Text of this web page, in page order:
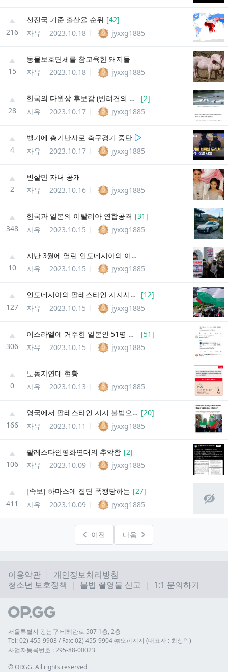
216
선진국 기준 출산율 순위 [42]
자유
2023.10.18 jyxxg1885
15
동물보호단체를 참교육한 돼지들
자유
2023.10.18 jyxxg1885
28
한국의 다윈상 후보감 (반려견의 충성심 테스트) [2]
자유
2023.10.17 jyxxg1885
4
벨기에 총기난사로 축구경기 중단
자유
2023.10.17 jyxxg1885
2
빈살만 자녀 공개
자유
2023.10.16 jyxxg1885
348
한국과 일본의 이탈리아 연합공격 [31]
자유
2023.10.15 jyxxg1885
10
지난 3월에 열린 인도네시아의 이스라엘 보이콧 시위 논란
자유
2023.10.15 jyxxg1885
127
인도네시아의 팔레스타인 지지시위 논란 [12]
자유
2023.10.15 jyxxg1885
306
이스라엘에 거주한 일본인 51명 귀국시켜준 한국군에 대한 일본 현지반응 [51]
자유
2023.10.15 jyxxg1885
0
노동자연대 현황
자유
2023.10.13 jyxxg1885
166
영국에서 팔레스타인 지지 불법으로 취급 [20]
자유
2023.10.11 jyxxg1885
106
팔레스타인평화연대의 추악함 [2]
자유
2023.10.09 jyxxg1885
411
[속보] 하마스에 집단 폭행당하는 [27]
자유
2023.10.09 jyxxg1885
이전 다음
이용약관
개인정보처리방침
청소년 보호정책
불법 촬영물 신고 1:1 문의하기
서울특별시 강남구 테헤란로 507 1층, 2층
Tel: 02) 455-9903 / Fax: 02) 455-9904 ㈜오피지지 (대표자 : 최상락)
사업자등록번호 : 295-88-00023
© OP.GG. All rights reserved